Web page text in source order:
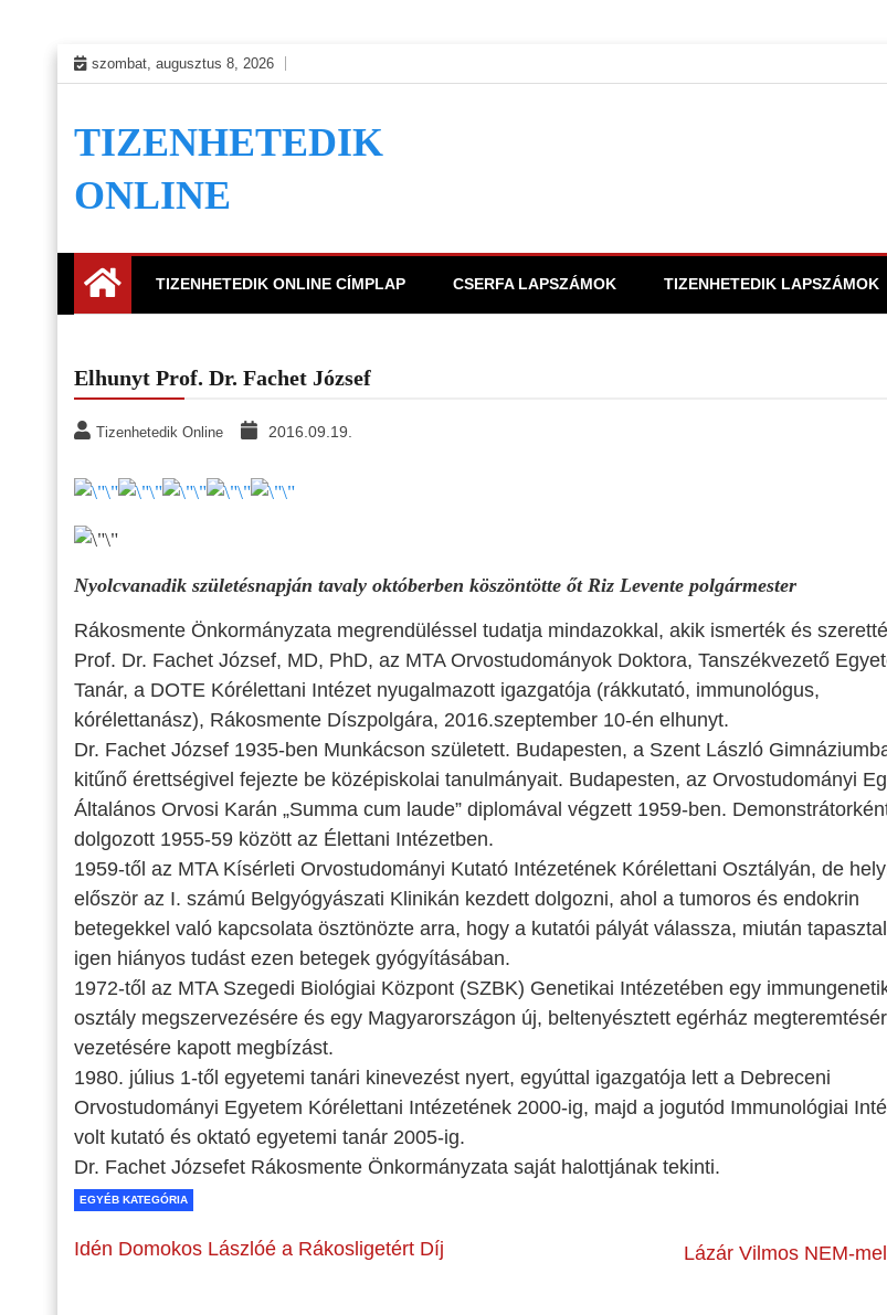
Skip
to
szombat, augusztus 8, 2026
TIZENHETEDIK
ONLINE
TIZENHETEDIK ONLINE CÍMPLAP CSERFA LAPSZÁMOK TIZENHETEDIK LAPSZÁMOK
Elhunyt Prof. Dr. Fachet József
Tizenhetedik Online 2016.09.19.
Nyolcvanadik születésnapján tavaly októberben köszöntötte őt Riz Levente polgármester
Rákosmente Önkormányzata megrendüléssel tudatja mindazokkal, akik ismerték és
Prof. Dr. Fachet József, MD, PhD, az MTA Orvostudományok Doktora, Tanszékvezető
Tanár, a DOTE Kórélettani Intézet nyugalmazott igazgatója (rákkutató, immunológus,
kórélettanász), Rákosmente Díszpolgára, 2016.szeptember 10-én elhunyt.
Dr. Fachet József 1935-ben Munkácson született. Budapesten, a Szent László
kitűnő érettségivel fejezte be középiskolai tanulmányait. Budapesten, az Orvostudományi
Általános Orvosi Karán „Summa cum laude” diplomával végzett 1959-ben.
dolgozott 1955-59 között az Élettani Intézetben.
1959-től az MTA Kísérleti Orvostudományi Kutató Intézetének Kórélettani Osztályán, de
először az I. számú Belgyógyászati Klinikán kezdett dolgozni, ahol a tumoros és endokrin
betegekkel való kapcsolata ösztönözte arra, hogy a kutatói pályát válassza, miután
igen hiányos tudást ezen betegek gyógyításában.
1972-től az MTA Szegedi Biológiai Központ (SZBK) Genetikai Intézetében egy
osztály megszervezésére és egy Magyarországon új, beltenyésztett egérház
vezetésére kapott megbízást.
1980. július 1-től egyetemi tanári kinevezést nyert, egyúttal igazgatója lett a Debreceni
Orvostudományi Egyetem Kórélettani Intézetének 2000-ig, majd a jogutód Immunológiai
volt kutató és oktató egyetemi tanár 2005-ig.
Dr. Fachet Józsefet Rákosmente Önkormányzata saját halottjának tekinti.
EGYÉB KATEGÓRIA
Idén Domokos Lászlóé a Rákosligetért Díj Lázár Vilmos NEM-